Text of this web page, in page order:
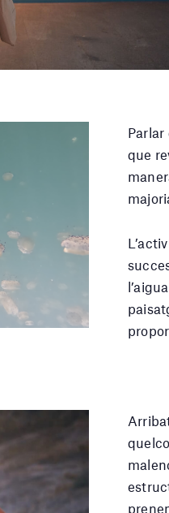
que